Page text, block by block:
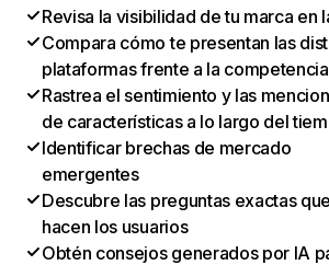
Revisa la visibilidad de tu marca en
Compara cómo te presentan las
plataformas frente a la competencia
Rastrea el sentimiento y las
de características a lo largo del
Identificar brechas de mercado
emergentes
Descubre las preguntas exactas
hacen los usuarios
Obtén consejos generados por IA